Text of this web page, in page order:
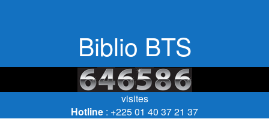
Biblio BTS
visites
Hotline : +225 01 40 37 21 37